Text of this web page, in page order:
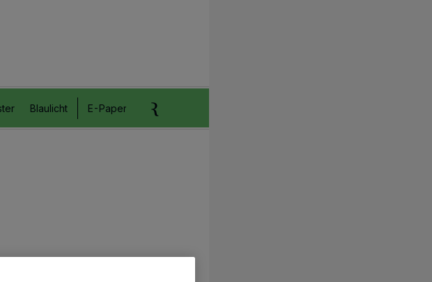
Blaulicht E-Paper Anzeigen aufgeben